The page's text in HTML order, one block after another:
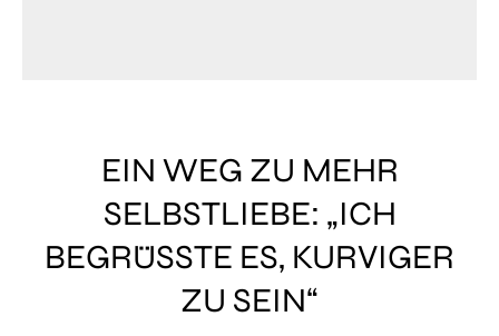
EIN WEG ZU MEHR
SELBSTLIEBE: „ICH
BEGRÜSSTE ES, KURVIGER Z
U SEIN“